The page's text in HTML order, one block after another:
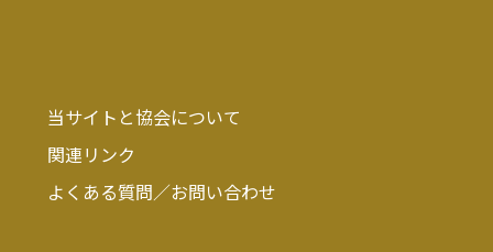
当サイトと協会について
関連リンク
よくある質問／お問い合わせ